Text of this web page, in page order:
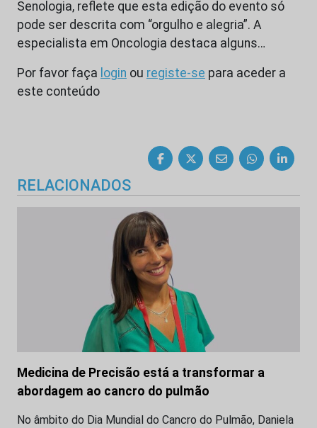
Senologia, reflete que esta edição do evento só
pode ser descrita com “orgulho e alegria”. A
especialista em Oncologia destaca alguns…
Por favor faça login ou registe-se para aceder a
este conteúdo
RELACIONADOS
Medicina de Precisão está a transformar a
abordagem ao cancro do pulmão
No âmbito do Dia Mundial do Cancro do Pulmão, Daniela